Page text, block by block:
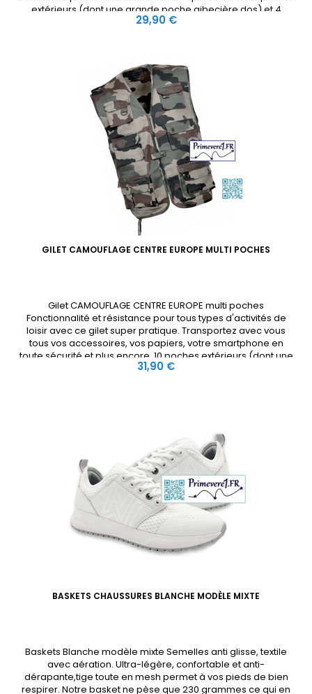
extérieurs (dont une grande poche gibecière dos) et 4
poches intérieures, fermées par zip ou velcro.
Prix
29,90 €
GILET CAMOUFLAGE CENTRE EUROPE MULTI POCHES
Gilet CAMOUFLAGE CENTRE EUROPE multi poches
Fonctionnalité et résistance pour tous types d'activités de
loisir avec ce gilet super pratique. Transportez avec vous
tous vos accessoires, vos papiers, votre smartphone en
toute sécurité et plus encore. 10 poches extérieurs (dont une
grande poche gibecière dos) et 4 poches intérieures,
Prix
31,90 €
BASKETS CHAUSSURES BLANCHE MODÈLE MIXTE
Baskets Blanche modèle mixte Semelles anti glisse, textile
avec aération. Ultra-légère, confortable et anti-
dérapante,tige toute en mesh permet à vos pieds de bien
respirer. Notre basket ne pèse que 230 grammes ce qui en